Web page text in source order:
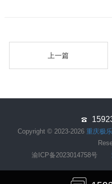
上一篇
Copyright © 2023-2026 重庆极
渝ICP备2023014758号